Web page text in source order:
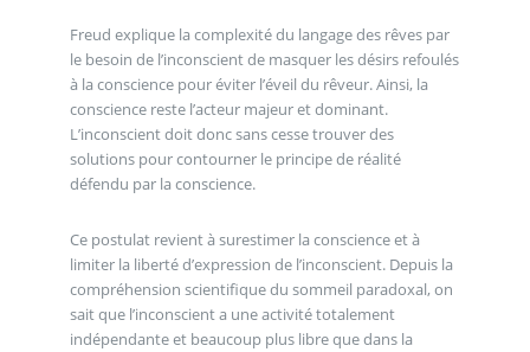
Freud explique la complexité du langage des rêves par
le besoin de l’inconscient de masquer les désirs refoulés
à la conscience pour éviter l’éveil du rêveur. Ainsi, la
conscience reste l’acteur majeur et dominant.
L’inconscient doit donc sans cesse trouver des
solutions pour contourner le principe de réalité
défendu par la conscience.
Ce postulat revient à surestimer la conscience et à
limiter la liberté d’expression de l’inconscient. Depuis la
compréhension scientifique du sommeil paradoxal, on
sait que l’inconscient a une activité totalement
indépendante et beaucoup plus libre que dans la